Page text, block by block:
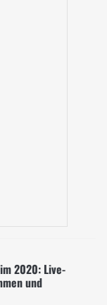
2020: Live-
und